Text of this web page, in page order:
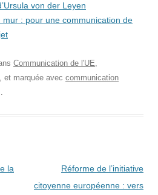
von der Leyen
mur : pour une communication de
Communication de l'UE,
, et marquée avec communication
.
la
Réforme de l’initiative
citoyenne européenne : vers